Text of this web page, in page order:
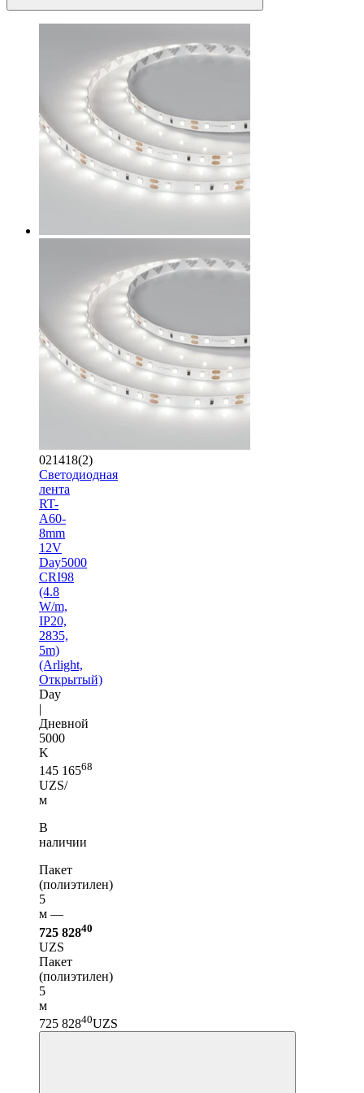
021418(2)
Светодиодная
лента
RT-
A60-
8mm
12V
Day5000
CRI98
(4.8
W/m,
IP20,
2835,
5m)
(Arlight,
Открытый)
Day
|
Дневной
5000
K
145 16568
UZS/
м
В
наличии
Пакет
(полиэтилен)
5
м —
725 82840
UZS
Пакет
(полиэтилен)
5
м
725 82840UZS